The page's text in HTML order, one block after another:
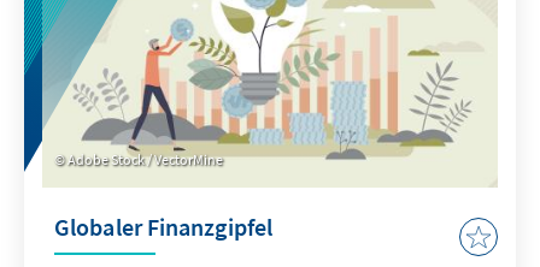
Adobe Stock / VectorMine
Globaler Finanzgipfel